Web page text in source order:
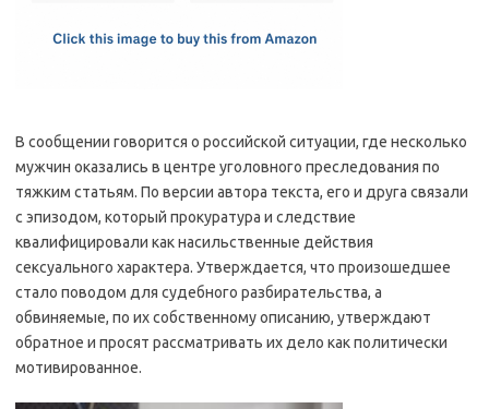
В сообщении говорится о российской ситуации, где несколько
мужчин оказались в центре уголовного преследования по
тяжким статьям. По версии автора текста, его и друга связали
с эпизодом, который прокуратура и следствие
квалифицировали как насильственные действия
сексуального характера. Утверждается, что произошедшее
стало поводом для судебного разбирательства, а
обвиняемые, по их собственному описанию, утверждают
обратное и просят рассматривать их дело как политически
мотивированное.